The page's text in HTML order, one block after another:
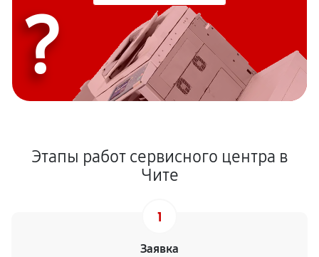
?
Этапы работ сервисного центра в
Чите
1
Заявка